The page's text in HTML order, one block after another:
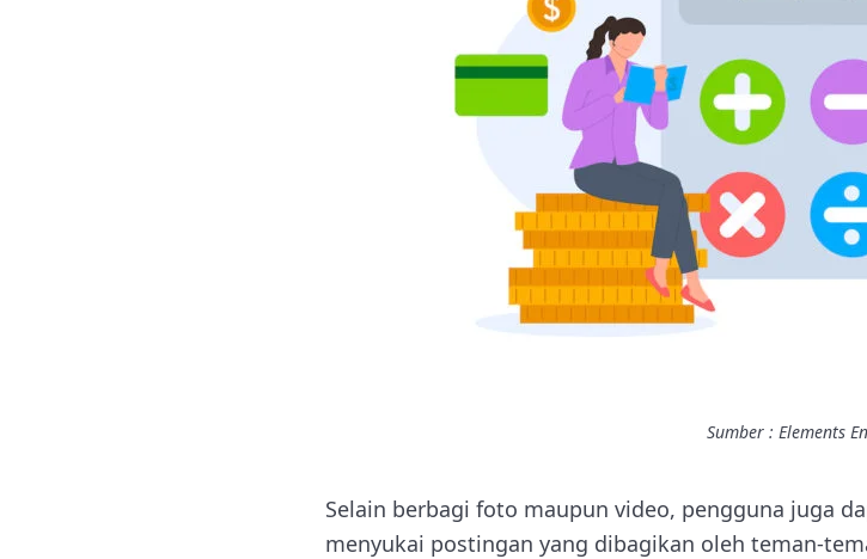
Sumber : Elements
Selain berbagi foto maupun video, pengguna juga
menyukai postingan yang dibagikan oleh teman-